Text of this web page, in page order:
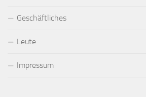
Geschäftliches
Leute
Impressum